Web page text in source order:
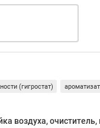
(гигростат)
воздуха,